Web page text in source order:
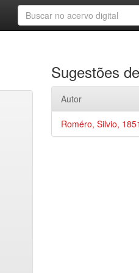
Sugestões
Autor
Roméro, Silvio,